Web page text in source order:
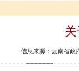
信息来源：云南省政